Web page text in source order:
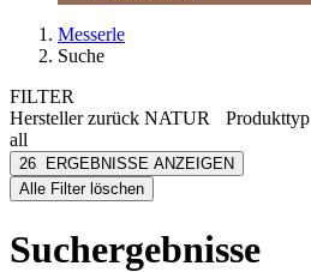
Messerle
Suche
FILTER
Herstellerzurück NATUR
all
NATUR all
[e] one
3M
Produkttyp
26
ERGEBNISSE ANZEIGEN
Alle Filter löschen
Suchergebnisse